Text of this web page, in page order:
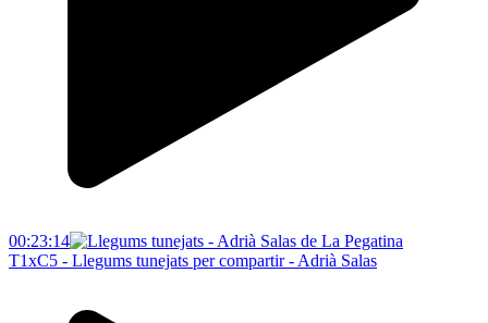
00:23:14
T1xC5 - Llegums tunejats per compartir - Adrià Salas